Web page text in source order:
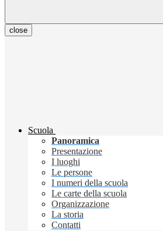
close
Scuola
Panoramica
Presentazione
I luoghi
Le persone
I numeri della scuola
Le carte della scuola
Organizzazione
La storia
Contatti